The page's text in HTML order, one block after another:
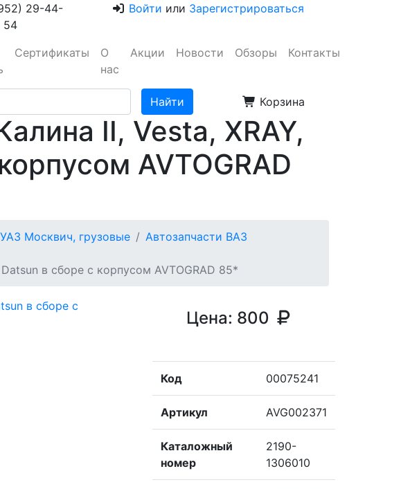
29-44-
54
Войти или Зарегистрироваться
Сертификаты
О
нас
Акции Новости Обзоры Контакты
Корзина
II, Vesta, XRAY,
AVTOGRAD
Москвич, грузовые
Автозапчасти ВАЗ
в сборе с корпусом AVTOGRAD 85*
Цена: 800
Код 00075241
Артикул AVG002371
Каталожный
номер
2190-
1306010